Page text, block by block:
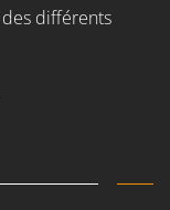
des différents